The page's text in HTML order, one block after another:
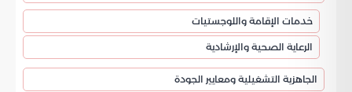
خدمات الإقامة واللوجستيات
الرعاية الصحية والإرشادية
الجاهزية التشغيلية ومعايير الجودة